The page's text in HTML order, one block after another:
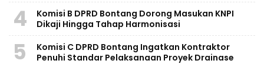
4
Komisi B DPRD Bontang Dorong Masukan KNPI
Dikaji Hingga Tahap Harmonisasi
5
Komisi C DPRD Bontang Ingatkan Kontraktor
Penuhi Standar Pelaksanaan Proyek Drainase